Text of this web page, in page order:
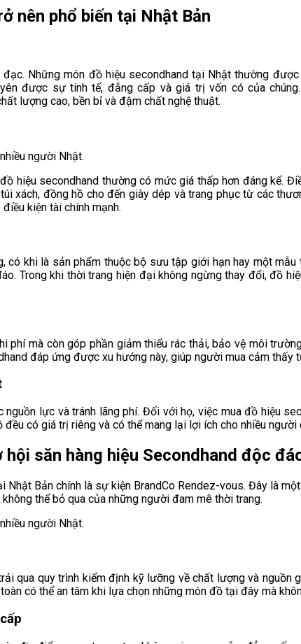
nên phổ biến tại Nhật Bản
Những món đồ hiệu secondhand tại Nhật thường
được sự tinh tế, đẳng cấp và giá trị vốn có của
lượng cao, bền bỉ và đậm chất nghệ thuật.
hiệu secondhand thường có mức giá thấp hơn đáng kể.
xách, đồng hồ cho đến giày dép và trang phục từ các
kiện tài chính mạnh.
có khi là sản phẩm thuộc bộ sưu tập giới hạn hay một
Trong khi thời trang hiện đại không ngừng thay đổi, đồ
phí mà còn góp phần giảm thiểu rác thải, bảo vệ môi
đáp ứng được xu hướng này, giúp người mua cảm
lực và tránh lãng phí. Đối với họ, việc mua đồ hiệu
có giá trị riêng và có thể mang lại lợi ích cho nhiều người
săn hàng hiệu Secondhand độc
Bản chính là sự kiện BrandCo Rendez-vous. Đây là
thể bỏ qua của những người đam mê thời trang.
qua quy trình kiểm định kỹ lưỡng về chất lượng và
có thể an tâm khi lựa chọn những món đồ tại đây mà